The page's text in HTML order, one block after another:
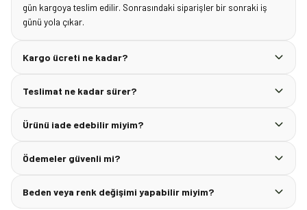
gün kargoya teslim edilir. Sonrasındaki siparişler bir sonraki iş
günü yola çıkar.
Kargo ücreti ne kadar?
Teslimat ne kadar sürer?
Ürünü iade edebilir miyim?
Ödemeler güvenli mi?
Beden veya renk değişimi yapabilir miyim?